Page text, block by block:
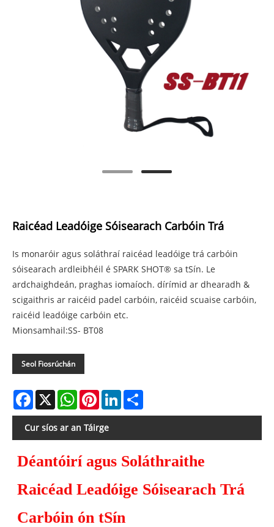
Raicéad Leadóige Sóisearach Carbóin Trá
Is monaróir agus soláthraí raicéad leadóige trá carbóin
sóisearach ardleibhéil é SPARK SHOT® sa tSín. Le
ardchaighdeán, praghas iomaíoch. dírímid ar dhearadh &
scigaithris ar raicéid padel carbóin, raicéid scuaise carbóin,
raicéid leadóige carbóin etc.
Mionsamhail:SS- BT08
Seol Fiosrúchán
Facebook
X WhatsAppPinterestLinkedIn
Cur síos ar an Táirge
Déantóirí agus Soláthraithe
Raicéad Leadóige Sóisearach Trá
Carbóin ón tSín